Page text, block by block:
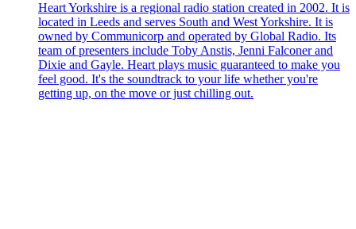
Heart Yorkshire is a regional radio station created in 2002. It is
located in Leeds and serves South and West Yorkshire. It is
owned by Communicorp and operated by Global Radio. Its
team of presenters include Toby Anstis, Jenni Falconer and
Dixie and Gayle. Heart plays music guaranteed to make you
feel good. It's the soundtrack to your life whether you're
getting up, on the move or just chilling out.